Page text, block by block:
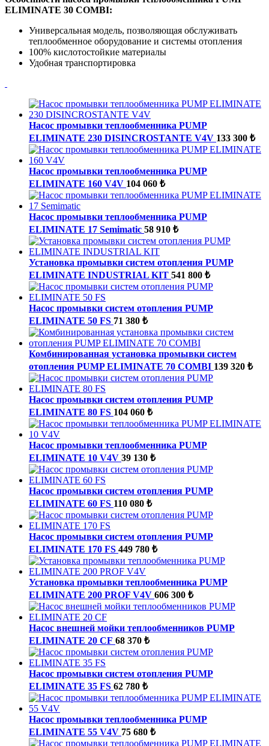
ELIMINATE 30 COMBI:
Универсальная модель, позволяющая обслуживать
теплообменное оборудование и системы отопления
100% кислотостойкие материалы
Удобная транспортировка
Насос промывки теплообменника PUMP
ELIMINATE 230 DISINCROSTANTE V4V 133 300 ₺
Насос промывки теплообменника PUMP
ELIMINATE 160 V4V 104 060 ₺
Насос промывки теплообменника PUMP
ELIMINATE 17 Semimatic 58 910 ₺
Установка промывки систем отопления PUMP
ELIMINATE INDUSTRIAL KIT 541 800 ₺
Насос промывки систем отопления PUMP
ELIMINATE 50 FS 71 380 ₺
Комбинированная установка промывки систем
отопления PUMP ELIMINATE 70 COMBI 139 320 ₺
Насос промывки систем отопления PUMP
ELIMINATE 80 FS 104 060 ₺
Насос промывки теплообменника PUMP
ELIMINATE 10 V4V 39 130 ₺
Насос промывки систем отопления PUMP
ELIMINATE 60 FS 110 080 ₺
Насос промывки систем отопления PUMP
ELIMINATE 170 FS 449 780 ₺
Установка промывки теплообменника PUMP
ELIMINATE 200 PROF V4V 606 300 ₺
Насос внешней мойки теплообменников PUMP
ELIMINATE 20 CF 68 370 ₺
Насос промывки систем отопления PUMP
ELIMINATE 35 FS 62 780 ₺
Насос промывки теплообменника PUMP
ELIMINATE 55 V4V 75 680 ₺